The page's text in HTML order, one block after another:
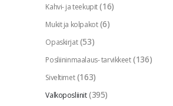
Kahvi- ja teekupit (16)
Mukit ja kolpakot (6)
Opaskirjat (53)
Posliininmaalaus- tarvikkeet (136)
Siveltimet (163)
Valkoposliinit (395)